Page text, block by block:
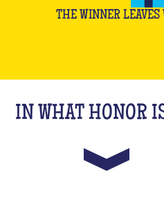
THE WINNER LEAVES
IN WHAT HONOR